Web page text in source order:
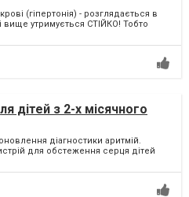
(гіпертонія) - розглядається в
вище утримується СТІЙКО! Тобто
дітей з 2-х місячного
діагностики аритмій.
для обстеження серця дітей